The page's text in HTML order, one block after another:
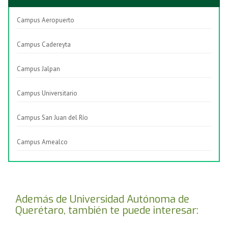
Campus Aeropuerto
Campus Cadereyta
Campus Jalpan
Campus Universitario
Campus San Juan del Río
Campus Amealco
Además de Universidad Autónoma de
Querétaro, también te puede interesar: